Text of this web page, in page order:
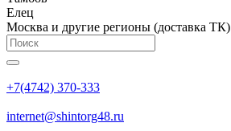
Елец
Москва и другие регионы (доставка ТК)
+7(4742) 370-333
internet@shintorg48.ru